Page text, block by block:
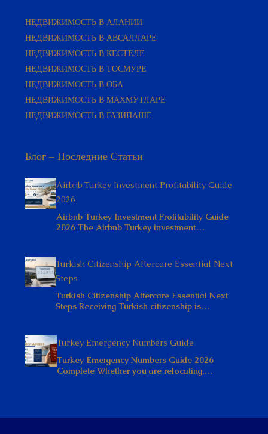
НЕДВИЖИМОСТЬ В АВСАЛЛАРЕ
НЕДВИЖИМОСТЬ В КЕСТЕЛЕ
НЕДВИЖИМОСТЬ В ТОСМУРЕ
НЕДВИЖИМОСТЬ В ОБА
НЕДВИЖИМОСТЬ В МАХМУТЛАРЕ
НЕДВИЖИМОСТЬ В ГАЗИПАШЕ
2026
Airbnb Turkey Investment Profitability Guide
2026 The Airbnb Turkey investment…
Steps
Turkish Citizenship Aftercare Essential Next
Steps Receiving Turkish citizenship is…
Turkey Emergency Numbers Guide 2026
Complete Whether you are relocating,…